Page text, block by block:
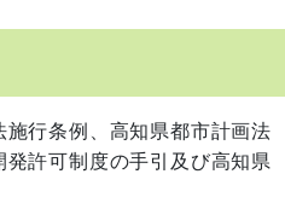
行条例、高知県都市計画法
許可制度の手引及び高知県